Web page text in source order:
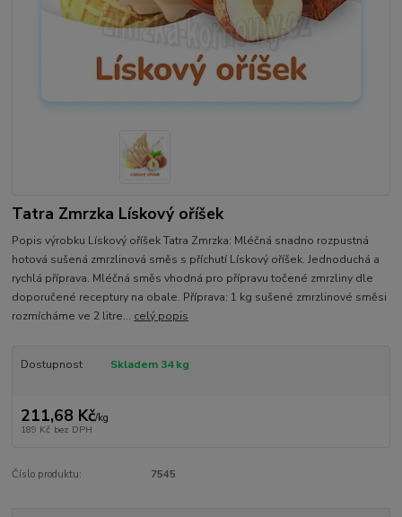
Tatra Zmrzka Lískový oříšek
Popis výrobku Lískový oříšek Tatra Zmrzka: Mléčná snadno rozpustná
hotová sušená zmrzlinová směs s příchutí Lískový oříšek. Jednoduchá a
rychlá příprava. Mléčná směs vhodná pro přípravu točené zmrzliny dle
doporučené receptury na obale. Příprava: 1 kg sušené zmrzlinové směsi
rozmícháme ve 2 litre... celý popis
Dostupnost Skladem 34 kg
211,68 Kč/kg
189 Kč bez DPH
Číslo produktu: 7545